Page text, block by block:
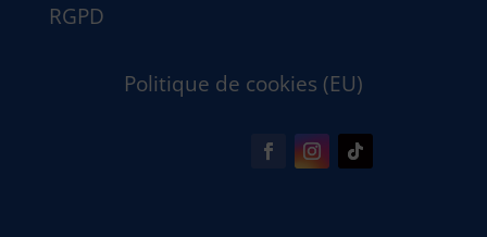
RGPD
Politique de cookies (EU)